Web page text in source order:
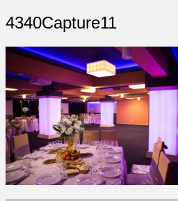
4340Capture11